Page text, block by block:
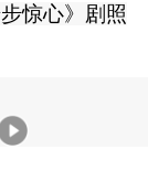
步惊心》剧照